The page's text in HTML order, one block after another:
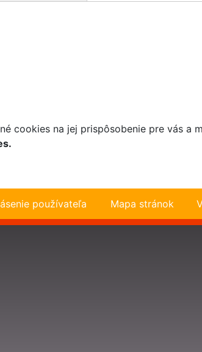
Mapa
cookies na jej prispôsobenie pre vás a